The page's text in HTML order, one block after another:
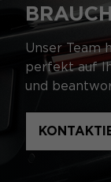
Unser Team
perfekt auf
und